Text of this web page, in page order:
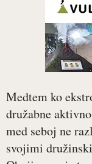
Medtem ko
družabne
med seboj ne
svojimi